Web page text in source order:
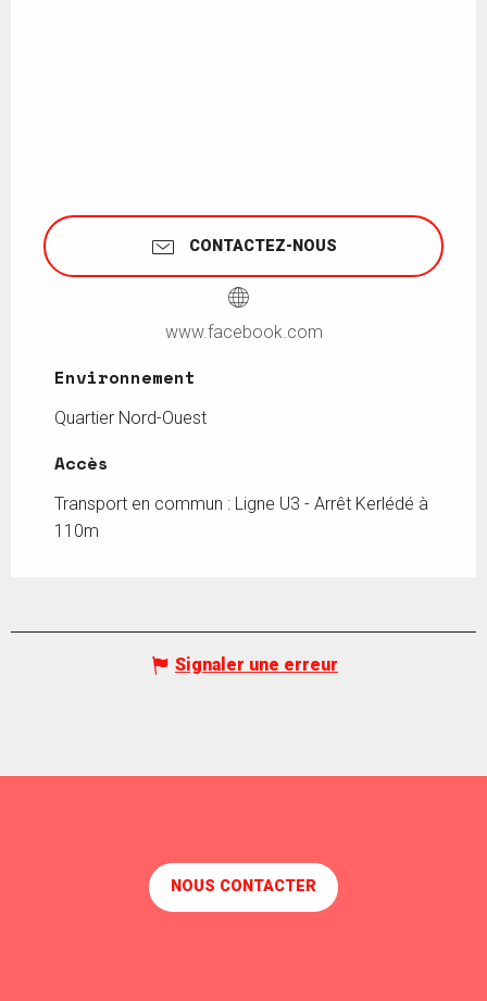
CONTACTEZ-NOUS
www.facebook.com
Environnement
Environnement
Quartier Nord-Ouest
Accès
Accès
Transport en commun : Ligne U3 - Arrêt Kerlédé à
110m
Signaler une erreur
NOUS CONTACTER